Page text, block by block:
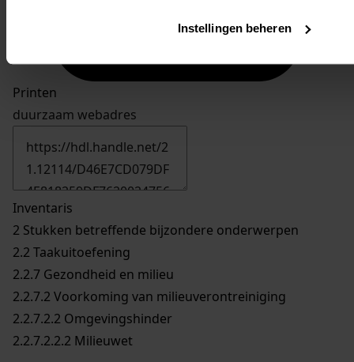
Instellingen beheren
Printen
duurzaam webadres
Inventaris
2 Stukken betreffende bijzondere onderwerpen
2.2 Taakuitoefening
2.2.7 Gezondheid en milieu
2.2.7.2 Voorkoming van milieuverontreiniging
2.2.7.2.2 Omgevingshinder
2.2.7.2.2.2 Milieuwet